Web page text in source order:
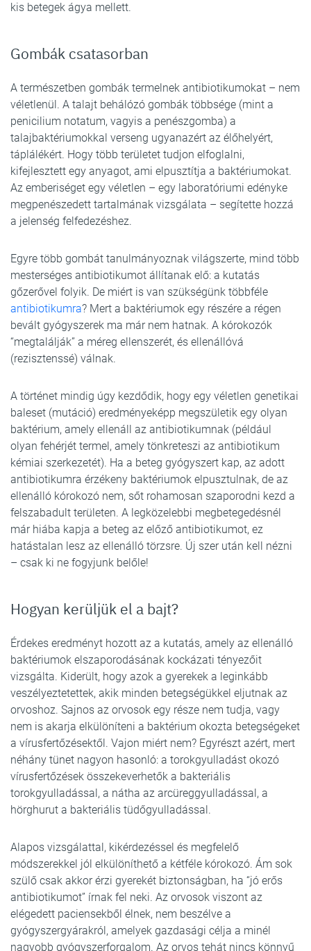
kis betegek ágya mellett.
Gombák csatasorban
A természetben gombák termelnek antibiotikumokat – nem
véletlenül. A talajt behálózó gombák többsége (mint a
penicilium notatum, vagyis a penészgomba) a
talajbaktériumokkal verseng ugyanazért az élőhelyért,
táplálékért. Hogy több területet tudjon elfoglalni,
kifejlesztett egy anyagot, ami elpusztítja a baktériumokat.
Az emberiséget egy véletlen – egy laboratóriumi edényke
megpenészedett tartalmának vizsgálata – segítette hozzá
a jelenség felfedezéshez.
Egyre több gombát tanulmányoznak világszerte, mind több
mesterséges antibiotikumot állítanak elő: a kutatás
gőzerővel folyik. De miért is van szükségünk többféle
antibiotikumra? Mert a baktériumok egy részére a régen
bevált gyógyszerek ma már nem hatnak. A kórokozók
“megtalálják” a méreg ellenszerét, és ellenállóvá
(rezisztenssé) válnak.
A történet mindig úgy kezdődik, hogy egy véletlen genetikai
baleset (mutáció) eredményeképp megszületik egy olyan
baktérium, amely ellenáll az antibiotikumnak (például
olyan fehérjét termel, amely tönkreteszi az antibiotikum
kémiai szerkezetét). Ha a beteg gyógyszert kap, az adott
antibiotikumra érzékeny baktériumok elpusztulnak, de az
ellenálló kórokozó nem, sőt rohamosan szaporodni kezd a
felszabadult területen. A legközelebbi megbetegedésnél
már hiába kapja a beteg az előző antibiotikumot, ez
hatástalan lesz az ellenálló törzsre. Új szer után kell nézni
– csak ki ne fogyjunk belőle!
Hogyan kerüljük el a bajt?
Érdekes eredményt hozott az a kutatás, amely az ellenálló
baktériumok elszaporodásának kockázati tényezőit
vizsgálta. Kiderült, hogy azok a gyerekek a leginkább
veszélyeztetettek, akik minden betegségükkel eljutnak az
orvoshoz. Sajnos az orvosok egy része nem tudja, vagy
nem is akarja elkülöníteni a baktérium okozta betegségeket
a vírusfertőzésektől. Vajon miért nem? Egyrészt azért, mert
néhány tünet nagyon hasonló: a torokgyulladást okozó
vírusfertőzések összekeverhetők a bakteriális
torokgyulladással, a nátha az arcüreggyulladással, a
hörghurut a bakteriális tüdőgyulladással.
Alapos vizsgálattal, kikérdezéssel és megfelelő
módszerekkel jól elkülöníthető a kétféle kórokozó. Ám sok
szülő csak akkor érzi gyerekét biztonságban, ha “jó erős
antibiotikumot” írnak fel neki. Az orvosok viszont az
elégedett paciensekből élnek, nem beszélve a
gyógyszergyárakról, amelyek gazdasági célja a minél
nagyobb gyógyszerforgalom. Az orvos tehát nincs könnyű